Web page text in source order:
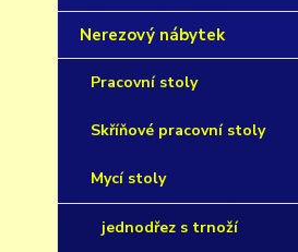
Nerezový nábytek
Pracovní stoly
Skříňové pracovní stoly
Mycí stoly
jednodřez s trnoží